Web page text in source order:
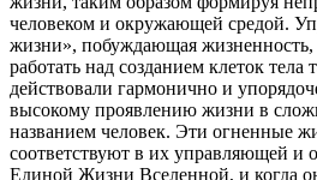
человеком и окружающей средой.
жизни», побуждающая жизненность,
работать над созданием клеток тела
действовали гармонично и
высокому проявлению жизни в
названием человек. Эти огненные
соответствуют в их управляющей
Единой Жизни Вселенной, и когда